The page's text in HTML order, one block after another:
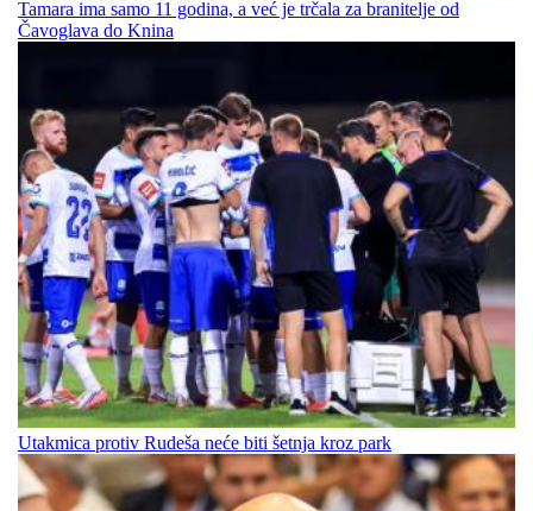
Tamara ima samo 11 godina, a već je trčala za branitelje od
Čavoglava do Knina
Utakmica protiv Rudeša neće biti šetnja kroz park